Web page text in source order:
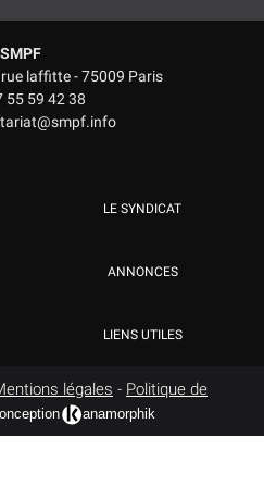
SMPF
rue laffitte - 75009 Paris
55 59 42 38
LE SYNDICAT
ANNONCES
LIENS UTILES
légales - Politique de